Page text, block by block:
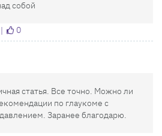
собой
0
статья. Все точно. Можно ли
по глаукоме с
Заранее благодарю.